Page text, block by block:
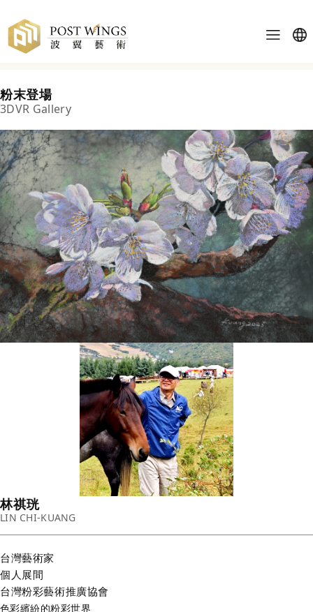
粉末登場
3DVR Gallery
林祺珖
LIN CHI-KUANG
台灣藝術家
個人展間
台灣粉彩藝術推廣協會
色彩繽紛的粉彩世界